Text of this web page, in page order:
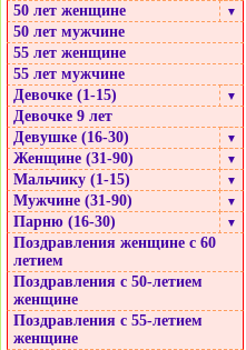
50 лет женщине ▼
50 лет мужчине
55 лет женщине
55 лет мужчине
Девочке (1-15)
▼
Девочке 9 лет
Девушке (16-30)
▼
Женщине (31-90) ▼
Мальчику (1-15) ▼
Мужчине (31-90) ▼
Парню (16-30) ▼
Поздравления женщине с 60
летием
Поздравления с 50-летием
женщине
Поздравления с 55-летием
женщине